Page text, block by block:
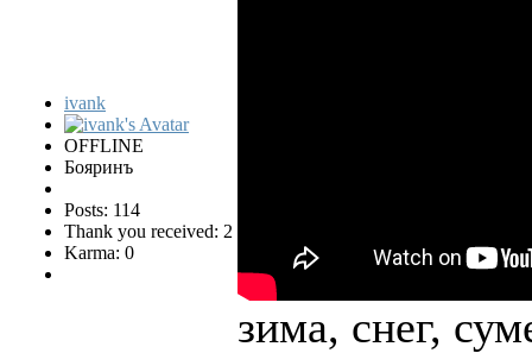
ivank
OFFLINE
Бояринъ
Posts: 114
Thank you received: 2
Karma: 0
зима, снег,